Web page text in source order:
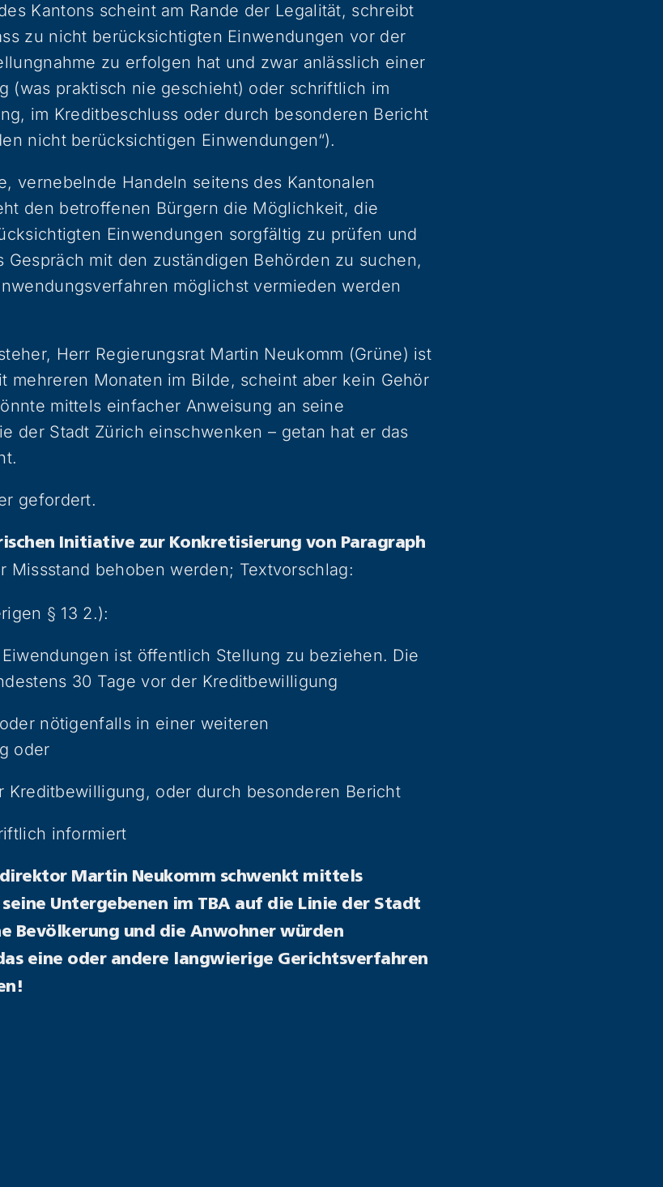
Kantons scheint am Rande der Legalität, schreibt
zu nicht berücksichtigten Einwendungen vor der
zu erfolgen hat und zwar anlässlich einer
(was praktisch nie geschieht) oder schriftlich im
im Kreditbeschluss oder durch besonderen Bericht
nicht berücksichtigen Einwendungen“).
vernebelnde Handeln seitens des Kantonalen
den betroffenen Bürgern die Möglichkeit, die
Einwendungen sorgfältig zu prüfen und
Gespräch mit den zuständigen Behörden zu suchen,
möglichst vermieden werden
Herr Regierungsrat Martin Neukomm (Grüne) ist
mehreren Monaten im Bilde, scheint aber kein Gehör
mittels einfacher Anweisung an seine
der Stadt Zürich einschwenken – getan hat er das
gefordert.
Initiative zur Konkretisierung von Paragraph
Missstand behoben werden; Textvorschlag:
§ 13 2.):
ist öffentlich Stellung zu beziehen. Die
30 Tage vor der Kreditbewilligung
nötigenfalls in einer weiteren
oder
Kreditbewilligung, oder durch besonderen Bericht
informiert
Martin Neukomm schwenkt mittels
Untergebenen im TBA auf die Linie der Stadt
Bevölkerung und die Anwohner würden
eine oder andere langwierige Gerichtsverfahren